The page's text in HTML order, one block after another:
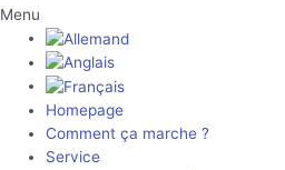
Menu
Homepage
Comment ça marche ?
Service